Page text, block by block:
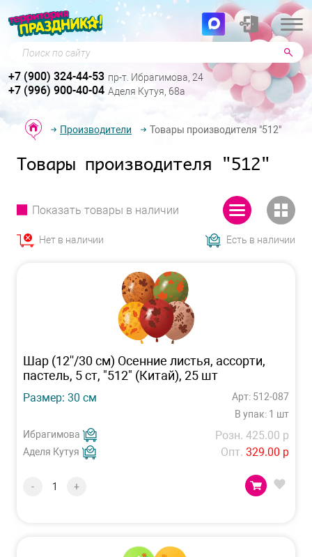
Поиск по сайту
+7 (900) 324-44-53 пр-т. Ибрагимова, 24
+7 (996) 900-40-04 Аделя Кутуя, 68а
Производители Товары производителя "512"
Товары производителя "512"
Показать товары в наличии
Нет в наличии Есть в наличии
Шар (12''/30 см) Осенние листья, ассорти,
пастель, 5 ст, "512" (Китай), 25 шт
Размер: 30 см
Арт: 512-087
В упак: 1 шт
Ибрагимова
Аделя Кутуя
Розн. 425.00 р
Опт. 329.00 р
- +